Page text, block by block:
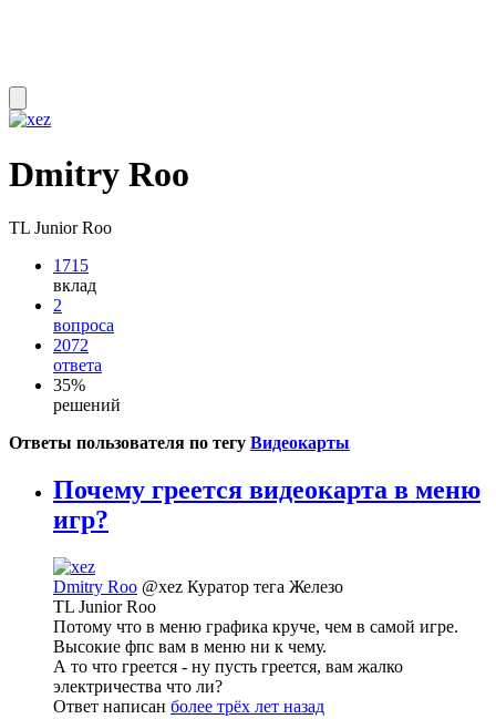
Dmitry Roo
TL Junior Roo
1715
вклад
2
вопроса
2072
ответа
35%
решений
Ответы пользователя по тегу Видеокарты
Почему греется видеокарта в меню
игр?
Dmitry Roo @xez Куратор тега Железо
TL Junior Roo
Потому что в меню графика круче, чем в самой игре.
Высокие фпс вам в меню ни к чему.
А то что греется - ну пусть греется, вам жалко
электричества что ли?
Ответ написан более трёх лет назад